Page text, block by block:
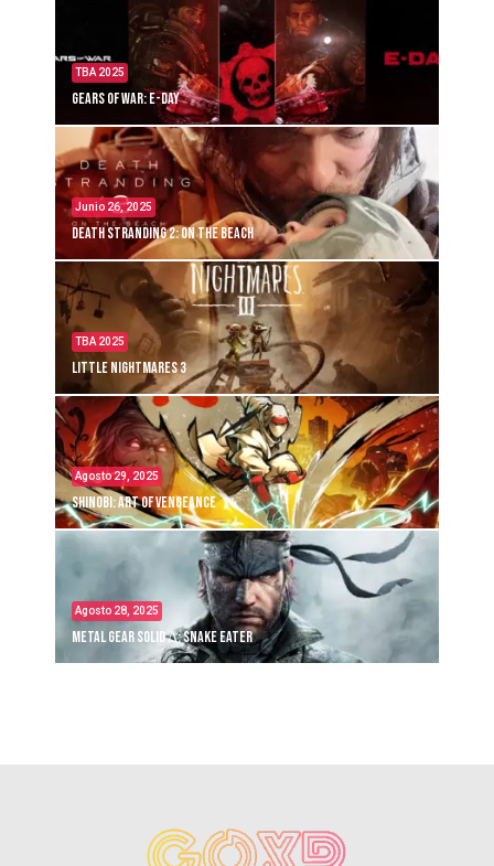
TBA 2025
Gears of War: E-Day
Junio 26, 2025
Death Stranding 2: On the Beach
TBA 2025
Little Nightmares 3
Agosto 29, 2025
Shinobi: Art of Vengeance
Agosto 28, 2025
Metal Gear Solid Δ: Snake Eater